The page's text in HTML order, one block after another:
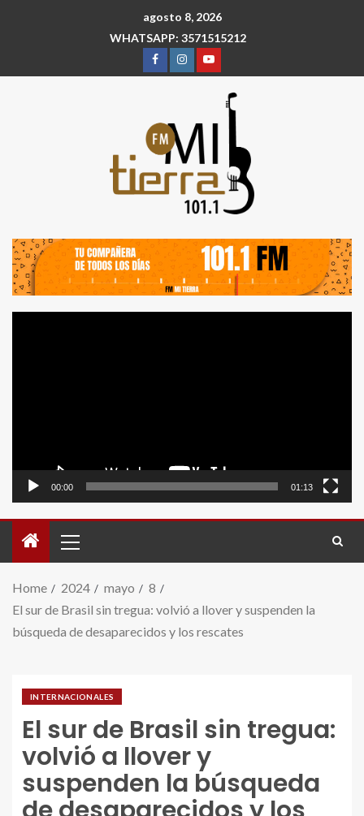
agosto 8, 2026
WHATSAPP: 3571515212
00:00 01:13
Home 2024 mayo
8
El sur de Brasil sin tregua: volvió a llover y suspenden la
búsqueda de desaparecidos y los rescates
INTERNACIONALES
El sur de Brasil sin tregua:
volvió a llover y
suspenden la búsqueda